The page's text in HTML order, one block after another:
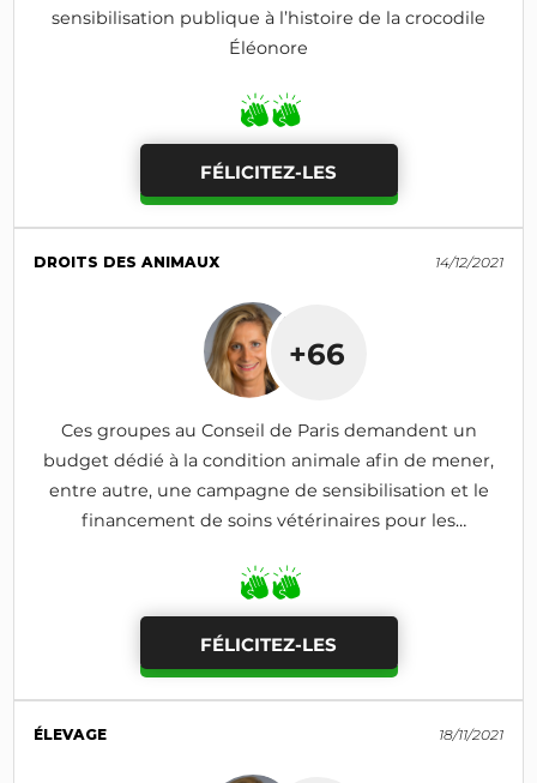
sensibilisation publique à l’histoire de la crocodile
Éléonore
FÉLICITEZ-LES
DROITS DES ANIMAUX 14/12/2021
+66
Ces groupes au Conseil de Paris demandent un
budget dédié à la condition animale afin de mener,
entre autre, une campagne de sensibilisation et le
financement de soins vétérinaires pour les
FÉLICITEZ-LES
ÉLEVAGE 18/11/2021